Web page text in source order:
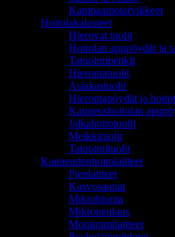
Kampaamotarvikkeet
Hoitolakalusteet
Hierovat tuolit
Hoitolan apupöydät ja
Tatuointipenkit
Hierontatuolit
Asiakastuolit
Hierontapöydät ja
Kauneushoitolan
Jalkahoitotuolit
Meikkituolit
Tatuointituolit
Kauneudenhoitolaitteet
Pienlaitteet
Kasvosaunat
Mikrohionta
Mikroneulaus
Monitoimilaitteet